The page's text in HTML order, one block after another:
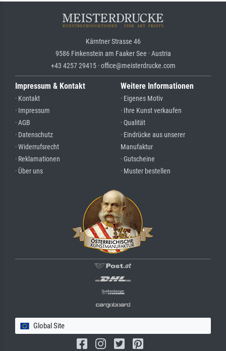
Kärntner Strasse 46
9586 Finkenstein am Faaker See · Austria
+43 4257 29415 · office@meisterdrucke.com
Impressum & Kontakt
· Kontakt
· Impressum
· AGB
· Datenschutz
· Widerrufsrecht
· Reklamationen
· Über uns
Weitere Informationen
· Eigenes Motiv
· Ihre Kunst verkaufen
· Qualität
· Eindrücke aus unserer
Manufaktur
· Gutscheine
· Muster bestellen
Global Site